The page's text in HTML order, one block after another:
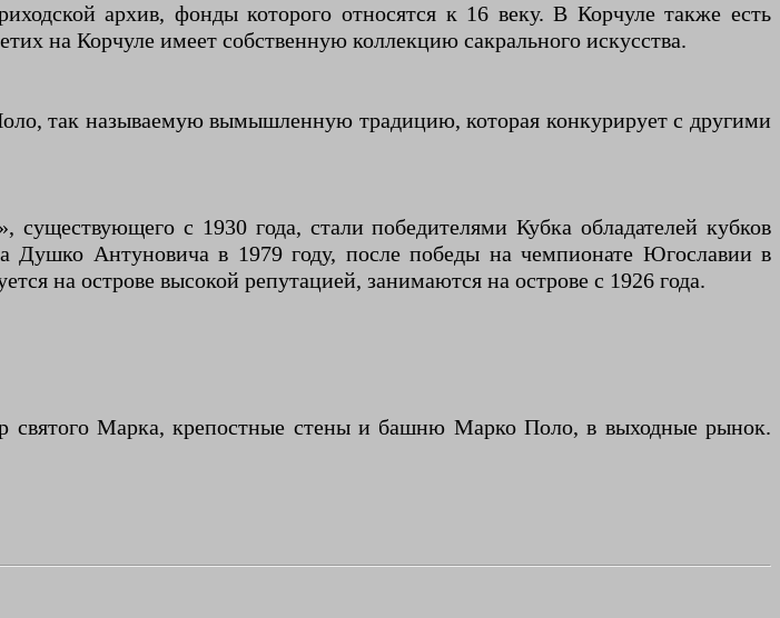
архив, фонды которого относятся к 16 веку. В Корчуле также есть
на Корчуле имеет собственную коллекцию сакрального искусства.
так называемую вымышленную традицию, которая конкурирует с другими
с 1930 года, стали победителями Кубка обладателей кубков
Душко Антуновича в 1979 году, после победы на чемпионате Югославии в
на острове высокой репутацией, занимаются на острове с 1926 года.
святого Марка, крепостные стены и башню Марко Поло, в выходные рынок.